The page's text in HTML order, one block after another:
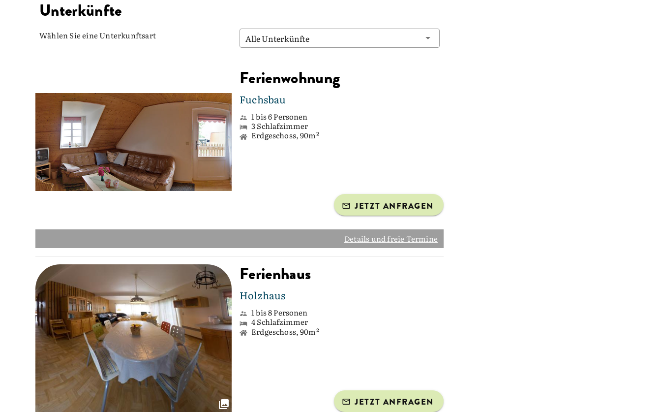
Unterkünfte
Wählen Sie eine Unterkunftsart Alle Unterkünfte
Ferienwohnung
Fuchsbau
1 bis 6 Personen
3 Schlafzimmer
Erdgeschoss, 90m²
JETZT ANFRAGEN
Details und freie Termine
Ferienhaus
Holzhaus
1 bis 8 Personen
4 Schlafzimmer
Erdgeschoss, 90m²
JETZT ANFRAGEN